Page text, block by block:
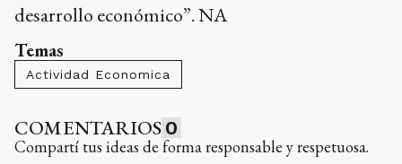
desarrollo económico”. NA
Temas
Actividad Economica
COMENTARIOS 0
Compartí tus ideas de forma responsable y respetuosa.